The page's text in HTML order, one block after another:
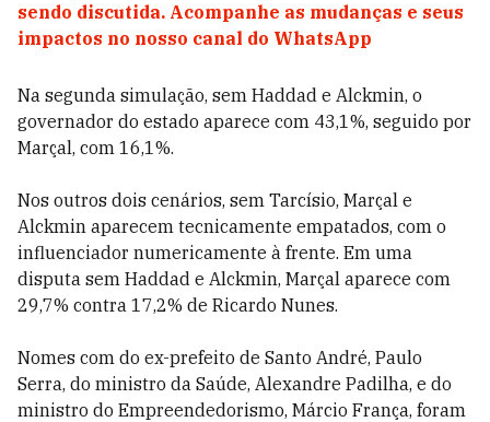
sendo discutida. Acompanhe as mudanças e seus
impactos no nosso canal do WhatsApp
Na segunda simulação, sem Haddad e Alckmin, o
governador do estado aparece com 43,1%, seguido por
Marçal, com 16,1%.
Nos outros dois cenários, sem Tarcísio, Marçal e
Alckmin aparecem tecnicamente empatados, com o
influenciador numericamente à frente. Em uma
disputa sem Haddad e Alckmin, Marçal aparece com
29,7% contra 17,2% de Ricardo Nunes.
Nomes com do ex-prefeito de Santo André, Paulo
Serra, do ministro da Saúde, Alexandre Padilha, e do
ministro do Empreendedorismo, Márcio França, foram